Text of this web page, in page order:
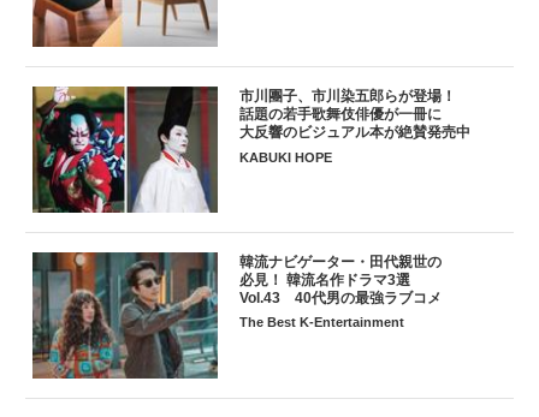
市川團子、市川染五郎らが登場！
話題の若手歌舞伎俳優が一冊に
大反響のビジュアル本が絶賛発売中
KABUKI HOPE
韓流ナビゲーター・田代親世の
必見！ 韓流名作ドラマ3選
Vol.43 40代男の最強ラブコメ
The Best K-Entertainment